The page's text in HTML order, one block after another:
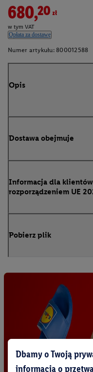
680,20zł
w tym VAT
Opłata za dostawę
Numer artykułu: 800012588
Opis
Dostawa obejmuje
Informacja dla
rozporządzeniem UE
Pobierz plik
Dbamy o Twoją
informacją o